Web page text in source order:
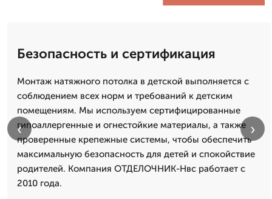
Безопасность и сертификация
Монтаж натяжного потолка в детской выполняется с
соблюдением всех норм и требований к детским
помещениям. Мы используем сертифицированные
гипоаллергенные и огнестойкие материалы, а также
проверенные крепежные системы, чтобы обеспечить
максимальную безопасность для детей и спокойствие
родителей. Компания ОТДЕЛОЧНИК-Нвс работает с
2010 года.
‹ ›